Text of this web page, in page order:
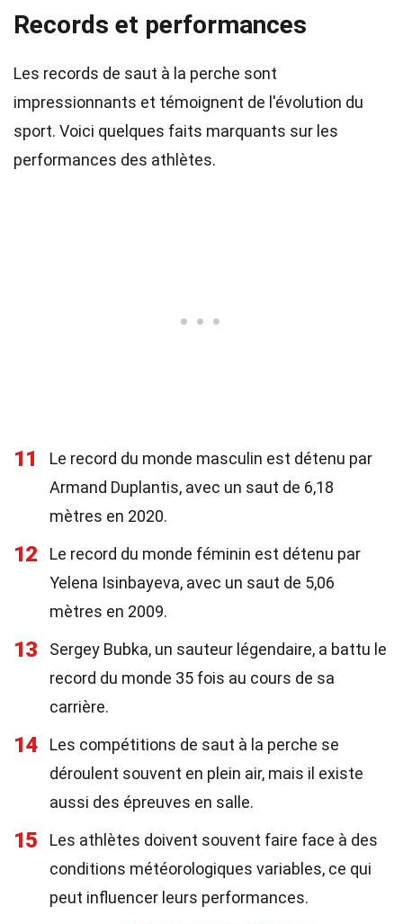
Records et performances
Les records de saut à la perche sont
impressionnants et témoignent de l'évolution du
sport. Voici quelques faits marquants sur les
performances des athlètes.
11
Le record du monde masculin est détenu par
Armand Duplantis, avec un saut de 6,18
mètres en 2020.
12
Le record du monde féminin est détenu par
Yelena Isinbayeva, avec un saut de 5,06
mètres en 2009.
13
Sergey Bubka, un sauteur légendaire, a battu le
record du monde 35 fois au cours de sa
carrière.
14
Les compétitions de saut à la perche se
déroulent souvent en plein air, mais il existe
aussi des épreuves en salle.
15
Les athlètes doivent souvent faire face à des
conditions météorologiques variables, ce qui
peut influencer leurs performances.